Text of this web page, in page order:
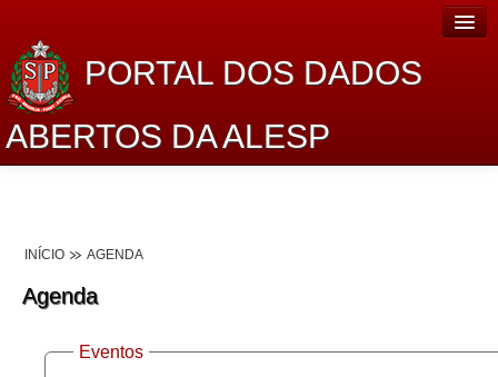
PORTAL DOS DADOS
ABERTOS DA ALESP
Lei de Acesso à Informação
Dados Governamentais Abertos
INÍCIO AGENDA
Agenda
Eventos